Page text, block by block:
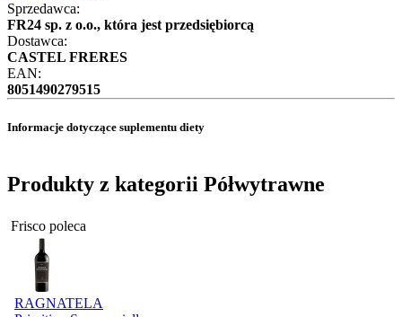
Sprzedawca:
FR24 sp. z o.o., która jest przedsiębiorcą
Dostawca:
CASTEL FRERES
EAN:
8051490279515
Informacje dotyczące suplementu diety
Produkty z kategorii Półwytrawne
Frisco poleca
RAGNATELA